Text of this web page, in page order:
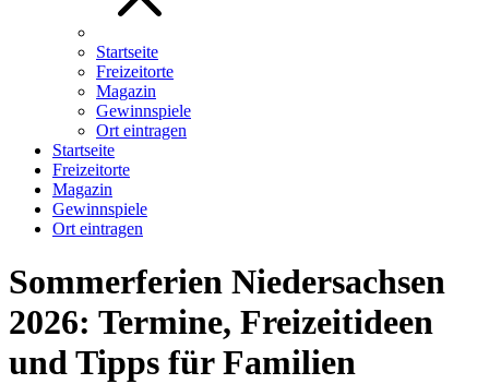
Startseite
Freizeitorte
Magazin
Gewinnspiele
Ort eintragen
Startseite
Freizeitorte
Magazin
Gewinnspiele
Ort eintragen
Sommerferien Niedersachsen
2026: Termine, Freizeitideen
und Tipps für Familien